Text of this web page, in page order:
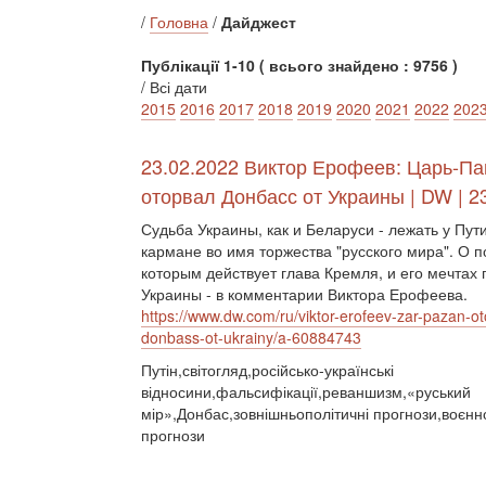
/ Головна / Дайджест
Публікації 1-10 ( всього знайдено : 9756 )
/ Всі дати
2015 2016 2017 2018 2019 2020 2021 2022
23.02.2022 Виктор Ерофеев: Царь-
оторвал Донбасс от Украины | DW |
Судьба Украины, как и Беларуси - лежать у
кармане во имя торжества "русского мира". О
которым действует глава Кремля, и его мечтах
Украины - в комментарии Виктора Ерофеева.
https://www.dw.com/ru/viktor-erofeev-zar-pazan-
donbass-ot-ukrainy/a-60884743
Путін,світогляд,російсько-українські
відносини,фальсифікації,реваншизм,«руський
мір»,Донбас,зовнішньополітичні
прогнози